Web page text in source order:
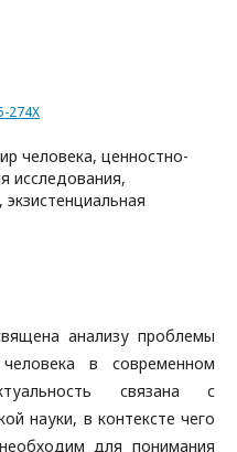
274X
человека, ценностно-
исследования,
анализу проблемы
в современном
связана с
науки, в контексте чего
для понимания